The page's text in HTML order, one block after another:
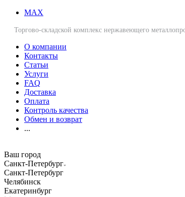
MAX
Торгово-складской комплекс нержавеющего
О компании
Контакты
Статьи
Услуги
FAQ
Доставка
Оплата
Контроль качества
Обмен и возврат
...
Ваш город
Санкт-Петербург
Санкт-Петербург
Челябинск
Екатеринбург